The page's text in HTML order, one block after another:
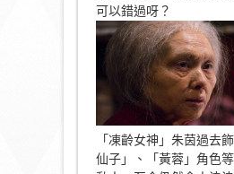
可以錯過呀？
「凍齡女神」朱茵過去
仙子」、「黃蓉」角色